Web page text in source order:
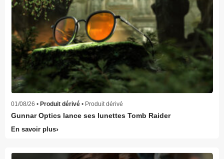
01/08/26 • Produit dérivé • Produit dérivé
Gunnar Optics lance ses lunettes Tomb Raider
En savoir plus